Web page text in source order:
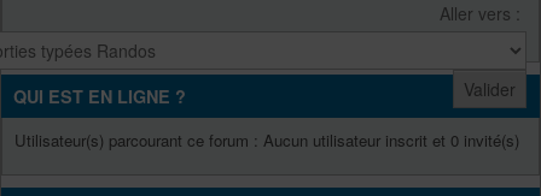
Aller vers :
QUI EST EN LIGNE ?
Utilisateur(s) parcourant ce forum : Aucun utilisateur inscrit et 0 invité(s)